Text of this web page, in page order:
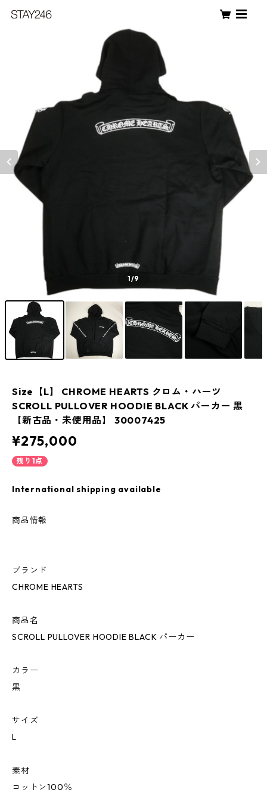
1/9
Size【L】 CHROME HEARTS クロム・ハーツ
SCROLL PULLOVER HOODIE BLACK パーカー 黒
【新古品・未使用品】 30007425
¥275,000
残り1点
International shipping available
商品情報
ブランド
CHROME HEARTS
商品名
SCROLL PULLOVER HOODIE BLACK パーカー
カラー
黒
サイズ
L
素材
コットン100％